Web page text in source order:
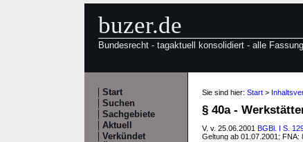
buzer.de
Bundesrecht - tagaktuell konsolidiert - alle
Start
Suchen
Sachgebiete
Aktuell
Verkündet
Sie sind hier: Start >
§ 40a -
V. v. 25.06.2001 BGBl. I S.
Geltung ab 01.07.2001; FNA: